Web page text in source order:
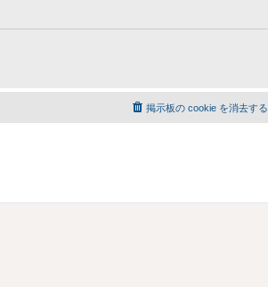
掲示板の cookie を消去する